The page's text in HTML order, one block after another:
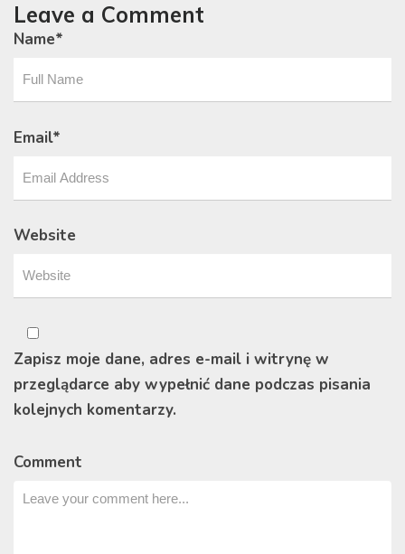
Leave a Comment
Name*
Email*
Website
Zapisz moje dane, adres e-mail i witrynę w
przeglądarce aby wypełnić dane podczas pisania
kolejnych komentarzy.
Comment